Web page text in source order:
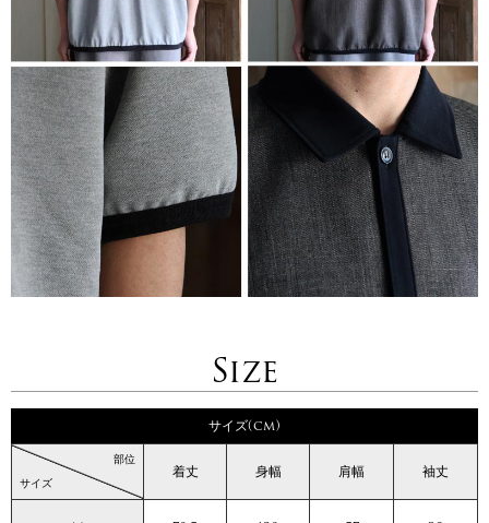
Size
サイズ(cm)
サイズ
部位
着丈 身幅 肩幅 袖丈